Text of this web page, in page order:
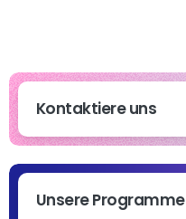
Kontaktiere uns
Unsere Programme